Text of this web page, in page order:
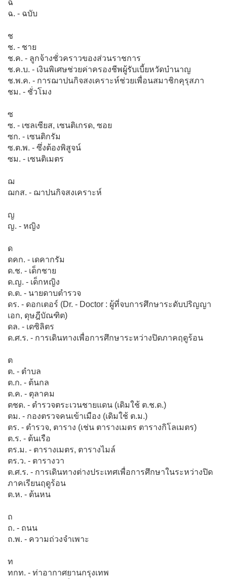
ฉ
ฉ. - ฉบับ
ช
ช. - ชาย
ช.ค. - ลูกจ้างชั่วคราวของส่วนราชการ
ช.ค.บ. - เงินพิเศษช่วยค่าครองชีพผู้รับเบี้ยหวัดบำนาญ
ช.พ.ค. - การฌาปนกิจสงเคราะห์ช่วยเพื่อนสมาชิกคุรุสภา
ชม. - ชั่วโมง
ซ
ซ. - เซลเซียส, เซนติเกรด, ซอย
ซก. - เซนติกรัม
ซ.ต.พ. - ซึ่งต้องพิสูจน์
ซม. - เซนติเมตร
ฌ
ฌกส. - ฌาปนกิจสงเคราะห์
ญ
ญ. - หญิง
ด
ดคก. - เดคากรัม
ด.ช. - เด็กชาย
ด.ญ. - เด็กหญิง
ด.ต. - นายดาบตำรวจ
ดร. - ดอกเตอร์ (Dr. - Doctor : ผู้ที่จบการศึกษาระดับปริญญา
เอก, ดุษฎีบัณฑิต)
ดล. - เดซิลิตร
ด.ศ.ร. - การเดินทางเพื่อการศึกษาระหว่างปิดภาคฤดูร้อน
ต
ต. - ตำบล
ต.ก. - ต้นกล
ต.ค. - ตุลาคม
ตชด. - ตำรวจตระเวนชายแดน (เดิมใช้ ต.ช.ด.)
ตม. - กองตรวจคนเข้าเมือง (เดิมใช้ ต.ม.)
ตร. - ตำรวจ, ตาราง (เช่น ตารางเมตร ตารางกิโลเมตร)
ต.ร. - ต้นเรือ
ตร.ม. - ตารางเมตร, ตารางไมล์
ตร.ว. - ตารางวา
ต.ศ.ร. - การเดินทางต่างประเทศเพื่อการศึกษาในระหว่างปิด
ภาคเรียนฤดูร้อน
ต.ห. - ต้นหน
ถ
ถ. - ถนน
ถ.พ. - ความถ่วงจำเพาะ
ท
ทกท. - ท่าอากาศยานกรุงเทพ